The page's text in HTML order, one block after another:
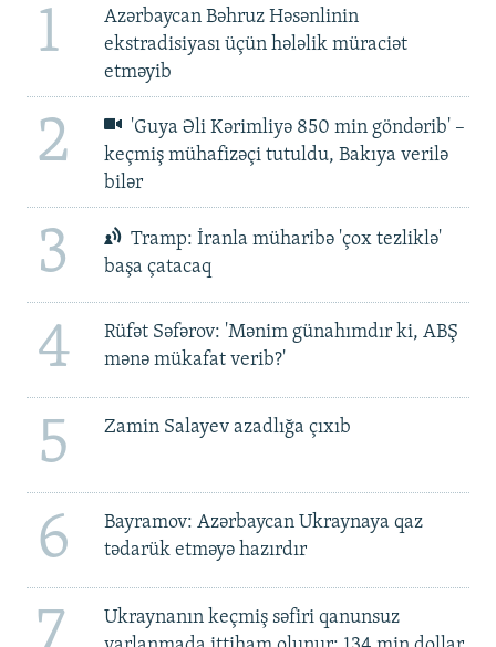
1
Azərbaycan Bəhruz Həsənlinin
ekstradisiyası üçün hələlik müraciət
etməyib
2
'Guya Əli Kərimliyə 850 min göndərib' –
keçmiş mühafizəçi tutuldu, Bakıya verilə
bilər
3
Tramp: İranla müharibə 'çox tezliklə'
başa çatacaq
4
Rüfət Səfərov: 'Mənim günahımdır ki, ABŞ
mənə mükafat verib?'
5 Zamin Salayev azadlığa çıxıb
6
Bayramov: Azərbaycan Ukraynaya qaz
tədarük etməyə hazırdır
Ukraynanın keçmiş səfiri qanunsuz